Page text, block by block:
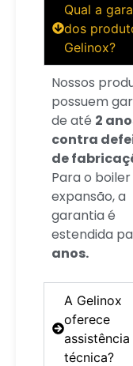
Qual a
dos
Gelinox?
Nossos
possuem
de até 2
contra
de
Para o
expansão, a
garantia é
estendida
anos.
A Gelinox
oferece
assistência
técnica?